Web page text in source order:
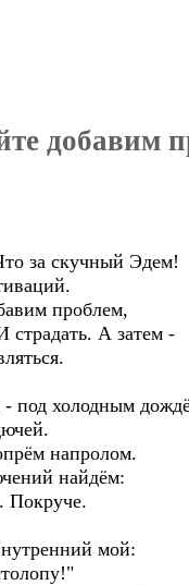
добавим
за скучный Эдем!
проблем,
страдать. А затем -
под холодным
напролом.
найдём:
Покруче.
мой: